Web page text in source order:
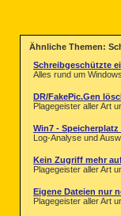
Ähnliche Themen:
Schreibgeschützte
Alles rund um
DR/FakePic.Gen
Plagegeister aller Art
Win7 -
Log-Analyse und
Kein Zugriff mehr
Plagegeister aller Art
Eigene Dateien nur
Plagegeister aller Art